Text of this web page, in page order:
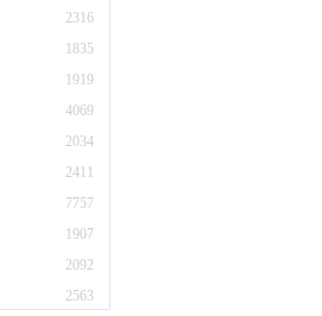
2316
1835
1919
4069
2034
2411
7757
1907
2092
2563